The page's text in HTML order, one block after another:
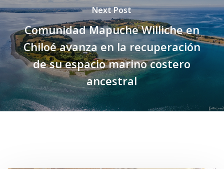
Next Post
Comunidad Mapuche Williche en
Chiloé avanza en la recuperación
de su espacio marino costero
ancestral